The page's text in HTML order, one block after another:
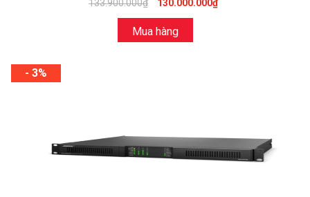
133.900.000₫ 130.000.000₫
Mua hàng
- 3%